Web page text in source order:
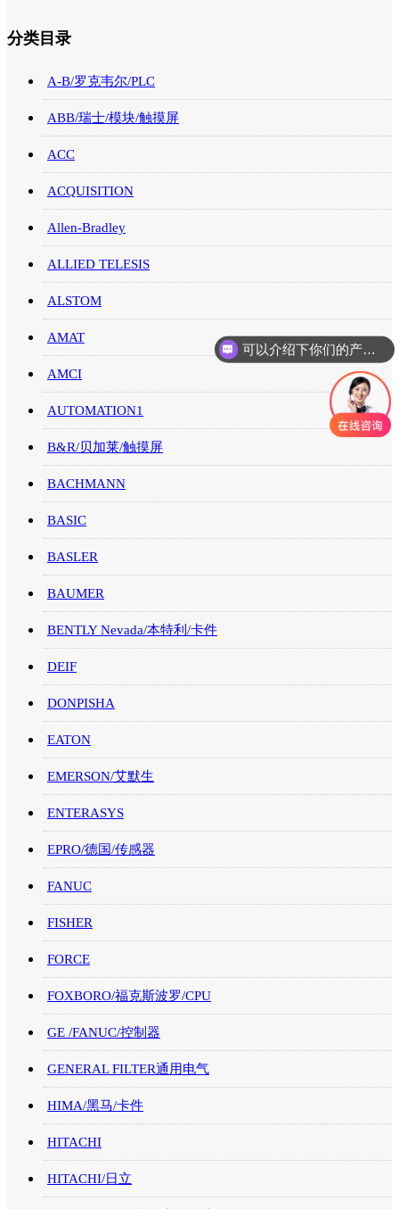
分类目录
A-B/罗克韦尔/PLC
ABB/瑞士/模块/触摸屏
ACC
ACQUISITION
Allen-Bradley
ALLIED TELESIS
ALSTOM
AMAT
AMCI
AUTOMATION1
B&R/贝加莱/触摸屏
BACHMANN
BASIC
BASLER
BAUMER
BENTLY Nevada/本特利/卡件
DEIF
DONPISHA
EATON
EMERSON/艾默生
ENTERASYS
EPRO/德国/传感器
FANUC
FISHER
FORCE
FOXBORO/福克斯波罗/CPU
GE /FANUC/控制器
GENERAL FILTER通用电气
HIMA/黑马/卡件
HITACHI
HITACHI/日立
可以介绍下你们的产品么